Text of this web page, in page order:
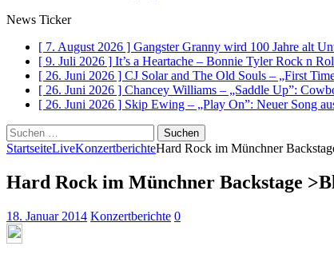
News Ticker
[ 7. August 2026 ] Gangster Granny wird 100 Jahre alt
[ 9. Juli 2026 ] It’s a Heartache – Bonnie Tyler Rock n
[ 26. Juni 2026 ] CJ Solar and The Old Souls – „First
[ 26. Juni 2026 ] Chancey Williams – „Saddle Up”:
[ 26. Juni 2026 ] Skip Ewing – „Play On”: Neuer Song
Suchen
nach:
StartseiteLiveKonzertberichteHard Rock im Münchner
Hard Rock im Münchner Backstage
18. Januar 2014 Konzertberichte 0